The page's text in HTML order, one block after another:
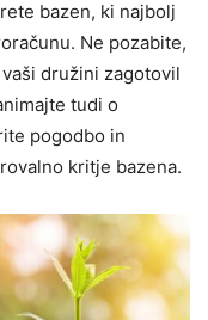
bazen, ki najbolj
Ne pozabite,
družini zagotovil
tudi o
pogodbo in
kritje bazena.